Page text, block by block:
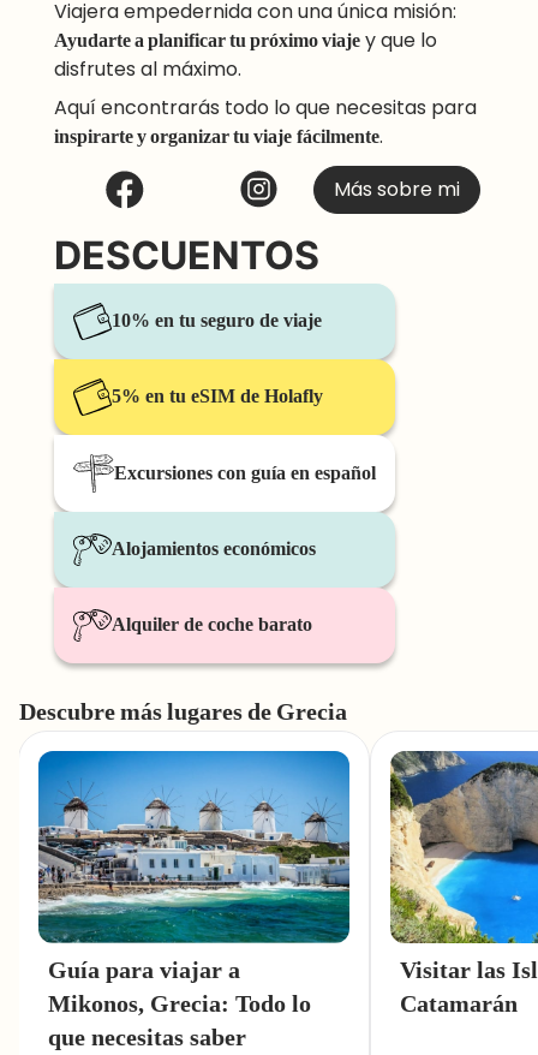
Viajera empedernida con una única misión:
Ayudarte a planificar tu próximo viajey que lo
disfrutes al máximo.
Aquí encontrarás todo lo que necesitas para
inspirarte y organizar tu viajefácilmente.
Más sobre mi
DESCUENTOS
10% en tu seguro de viaje
5% en tu eSIM de Holafly
Excursiones con guía en español
Alojamientos económicos
Alquiler de coche barato
Descubre más lugares de Grecia
Guía para viajar a
Mikonos, Grecia: Todo lo
que necesitas saber
Visitar las
Catamarán